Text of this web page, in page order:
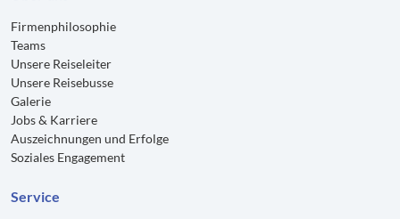
Firmenphilosophie
Teams
Unsere Reiseleiter
Unsere Reisebusse
Galerie
Jobs & Karriere
Auszeichnungen und Erfolge
Soziales Engagement
Service